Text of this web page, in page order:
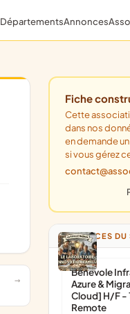
DépartementsAnnonces
Fiche
Cette association n'a pas de numéro RNA
dans nos
en demande
si vous gérez
ANNONCES
Bénévole
Azure &
Cloud] H/F -
Remote